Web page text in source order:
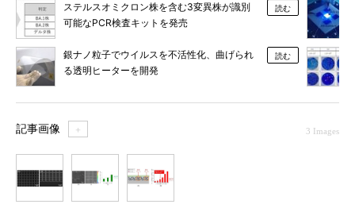
ステルスオミクロン株を含む3変異株が識別
可能なPCR検査キットを発売
読む
銀ナノ粒子でウイルスを不活性化、曲げられ
る透明ヒーターを開発
読む
記事画像 ＋ 3 Images